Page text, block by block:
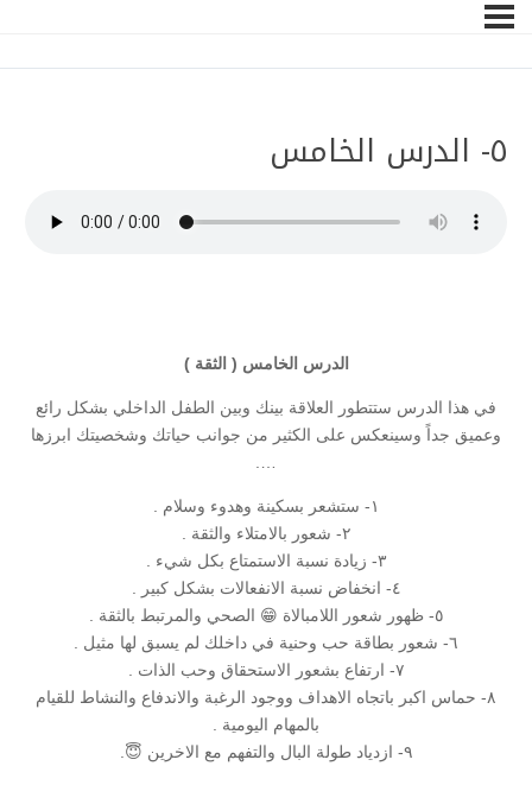
٥- الدرس الخامس
الدرس الخامس ( الثقة )
في هذا الدرس ستتطور العلاقة بينك وبين الطفل الداخلي بشكل رائع
وعميق جداً وسينعكس على الكثير من جوانب حياتك وشخصيتك ابرزها
….
١- ستشعر بسكينة وهدوء وسلام .
٢- شعور بالامتلاء والثقة .
٣- زيادة نسبة الاستمتاع بكل شيء .
٤- انخفاض نسبة الانفعالات بشكل كبير .
٥- ظهور شعور اللامبالاة 😁 الصحي والمرتبط بالثقة .
٦- شعور بطاقة حب وحنية في داخلك لم يسبق لها مثيل .
٧- ارتفاع بشعور الاستحقاق وحب الذات .
٨- حماس اكبر باتجاه الاهداف ووجود الرغبة والاندفاع والنشاط للقيام
بالمهام اليومية .
٩- ازدياد طولة البال والتفهم مع الاخرين 😇.